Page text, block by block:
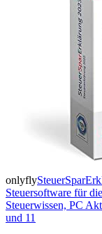
onlyfly
Steuersoftware für
Steuerwissen, PC
und 11